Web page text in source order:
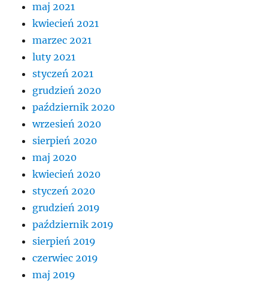
maj 2021
kwiecień 2021
marzec 2021
luty 2021
styczeń 2021
grudzień 2020
październik 2020
wrzesień 2020
sierpień 2020
maj 2020
kwiecień 2020
styczeń 2020
grudzień 2019
październik 2019
sierpień 2019
czerwiec 2019
maj 2019